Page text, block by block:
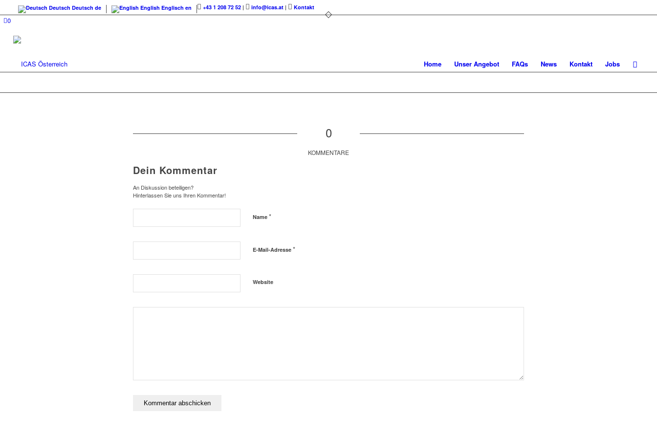
Deutsch Deutsch de English Englisch en +43 1 208 72 52| info@icas.at| Kontakt
0
Home Unser Angebot FAQs News Kontakt Jobs
0
KOMMENTARE
Dein Kommentar
An Diskussion beteiligen?
Hinterlassen Sie uns Ihren Kommentar!
Name *
E-Mail-Adresse *
Website